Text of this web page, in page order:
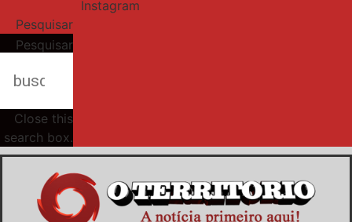
Instagram
Pesquisar
Pesquisar
Close this
search box.